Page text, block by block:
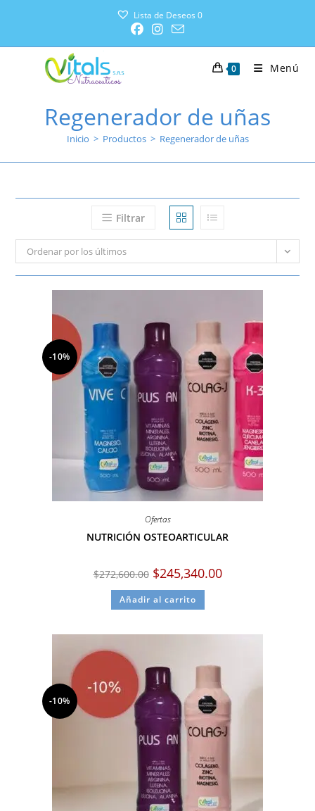
Lista de Deseos 0
0 Menú
Regenerador de uñas
Inicio > Productos > Regenerador de uñas
Filtrar
Ordenar por los últimos
-10%
Ofertas
NUTRICIÓN OSTEOARTICULAR
$272,600.00 $245,340.00
Añadir al carrito
-10%